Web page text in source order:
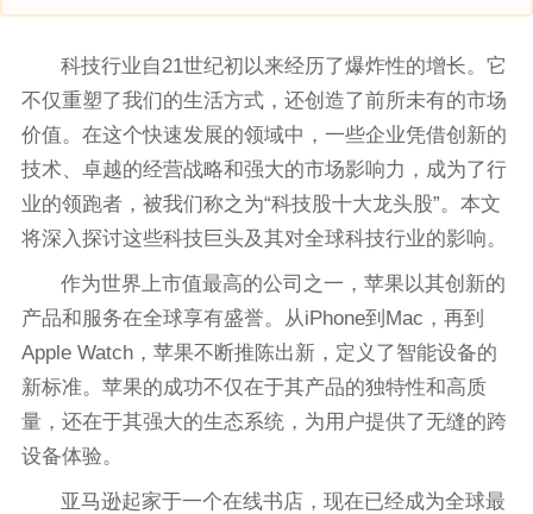
科技行业自21世纪初以来经历了爆炸性的增长。它
不仅重塑了我们的生活方式，还创造了前所未有的市场
价值。在这个快速发展的领域中，一些企业凭借创新的
技术、卓越的经营战略和强大的市场影响力，成为了行
业的领跑者，被我们称之为“科技股十大龙头股”。本文
将深入探讨这些科技巨头及其对全球科技行业的影响。
作为世界上市值最高的公司之一，苹果以其创新的
产品和服务在全球享有盛誉。从iPhone到Mac，再到
Apple Watch，苹果不断推陈出新，定义了智能设备的
新标准。苹果的成功不仅在于其产品的独特性和高质
量，还在于其强大的生态系统，为用户提供了无缝的跨
设备体验。
亚马逊起家于一个在线书店，现在已经成为全球最